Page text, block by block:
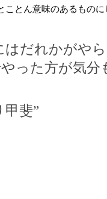
ことん意味のあるものに
はだれかがや
った方が気分
斐”